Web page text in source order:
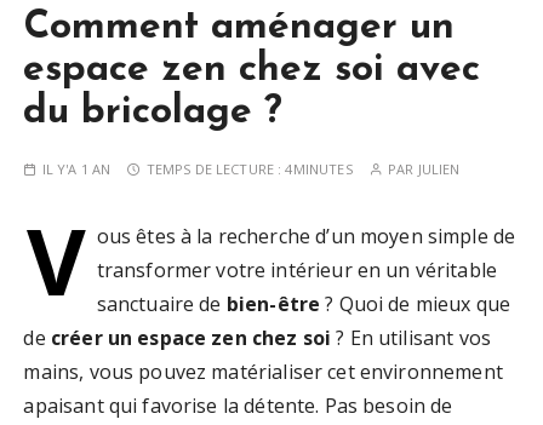
Comment aménager un
espace zen chez soi avec
du bricolage ?
IL Y'A 1 AN TEMPS DE LECTURE :4MINUTES PAR JULIEN
V ous êtes à la recherche d’un moyen simple de
transformer votre intérieur en un véritable
sanctuaire de bien-être ? Quoi de mieux que
de créer un espace zen chez soi ? En utilisant vos
mains, vous pouvez matérialiser cet environnement
apaisant qui favorise la détente. Pas besoin de